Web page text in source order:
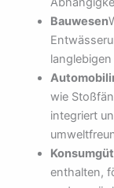
Bauwesen
wie
integriert
enthalten,